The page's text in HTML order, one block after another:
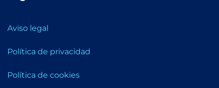
Aviso legal
Política de privacidad
Política de cookies